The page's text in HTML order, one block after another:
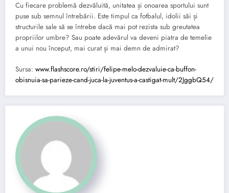
Cu fiecare problemă dezvăluită, unitatea și onoarea sportului sunt
puse sub semnul întrebării. Este timpul ca fotbalul, idolii săi și
structurile sale să se întrebe dacă mai pot rezista sub greutatea
propriilor umbre? Sau poate adevărul va deveni piatra de temelie
a unui nou început, mai curat și mai demn de admirat?
Sursa: www.flashscore.ro/stiri/felipe-melo-dezvaluie-ca-buffon-
obisnuia-sa-parieze-cand-juca-la-juventus-a-castigat-mult/2JggbQ54/